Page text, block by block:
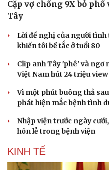
Cặp vợ chồng 9X bỏ
Tây
Lời đề nghị của người
khiến tôi bế tắc ở tuổi 80
Clip anh Tây 'phê' và ngơ
Việt Nam hút 24 triệu view
Vì một phút buông thả
phát hiện mắc bệnh tình
Nhập viện trước ngày
hôn lễ trong bệnh viện
KINH TẾ